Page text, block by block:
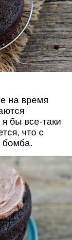
на время
бы все-таки
что с
бомба.